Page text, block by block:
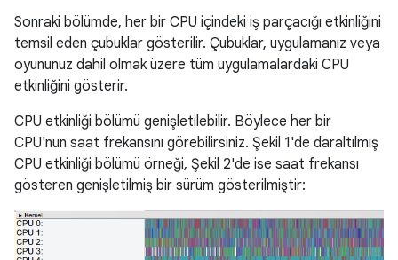
Sonraki bölümde, her bir CPU içindeki iş parçacığı etkinliğini
temsil eden çubuklar gösterilir. Çubuklar, uygulamanız veya
oyununuz dahil olmak üzere tüm uygulamalardaki CPU
etkinliğini gösterir.
CPU etkinliği bölümü genişletilebilir. Böylece her bir
CPU'nun saat frekansını görebilirsiniz. Şekil 1'de daraltılmış
CPU etkinliği bölümü örneği, Şekil 2'de ise saat frekansı
gösteren genişletilmiş bir sürüm gösterilmiştir: